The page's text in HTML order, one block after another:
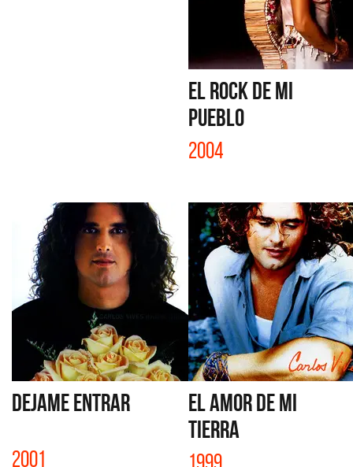
EL ROCK DE MI
PUEBLO
2004
DEJAME ENTRAR
2001
EL AMOR DE MI
TIERRA